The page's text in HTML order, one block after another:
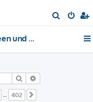
u
Ideen und Göttinnen
Suche
… 402